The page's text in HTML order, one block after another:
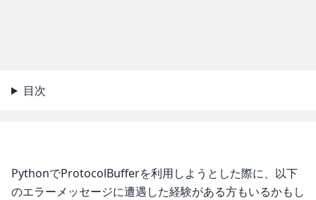
目次
PythonでProtocolBufferを利用しようとした際に、以下
のエラーメッセージに遭遇した経験がある方もいるかもし